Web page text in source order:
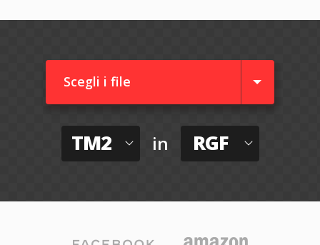
Scegli i file
TM2 in RGF